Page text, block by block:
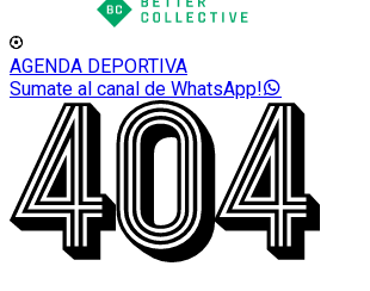
AGENDA DEPORTIVA
Sumate al canal de WhatsApp!